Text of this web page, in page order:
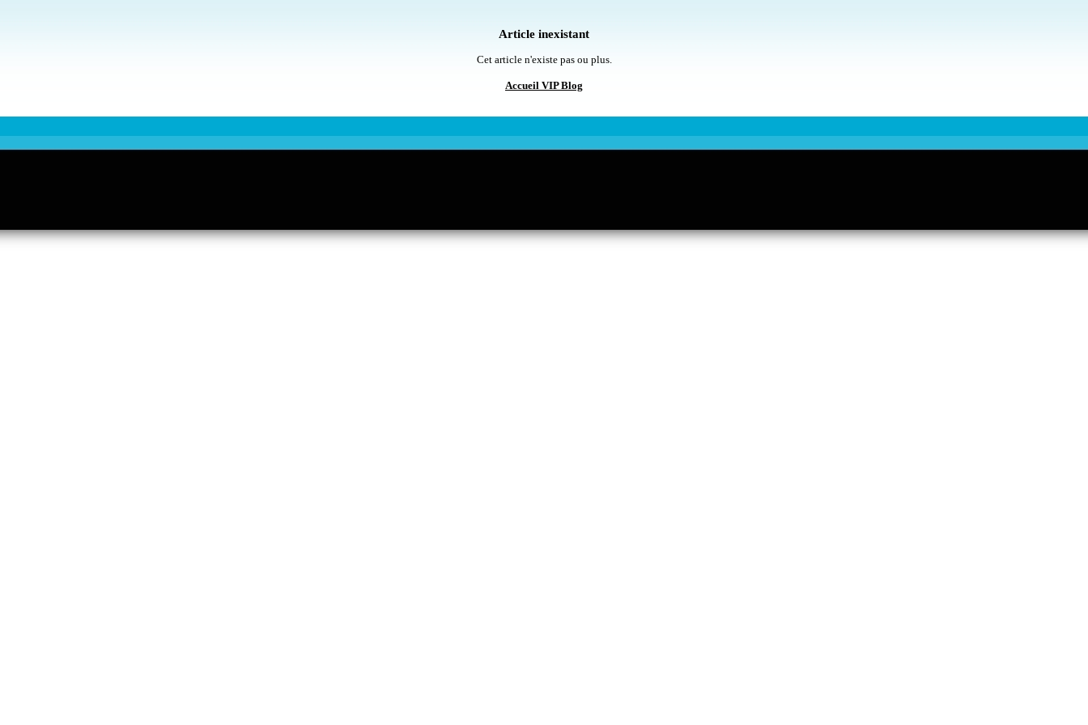
Article inexistant
Cet article n'existe pas ou plus.
Accueil VIP Blog